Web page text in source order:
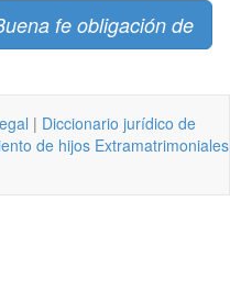
fe obligación de
| Diccionario jurídico de
de hijos Extramatrimoniales